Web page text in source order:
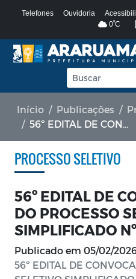
Telefones Ouvidoria
0ºC
Início Publicações
56º EDITAL DE CONVOCAÇÃO DO PROCESSO SELETIVO SIMPLIFICADO Nº 012/2024
PROCESSO SELETIVO
56º EDITAL DE
DO PROCESSO
SIMPLIFICADO
Publicado em 05/02/
56º EDITAL DE